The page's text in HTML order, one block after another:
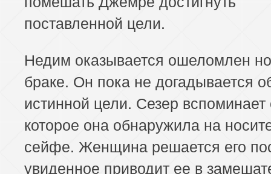
поставленной цели.
Недим оказывается ошеломлен
браке. Он пока не догадывается
истинной цели. Сезер
которое она обнаружила на
сейфе. Женщина решается его
увиденное приводит ее в